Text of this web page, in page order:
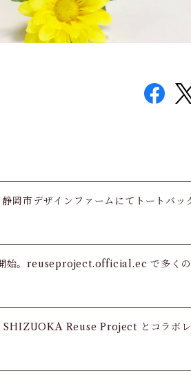
岡市デザインファームにてトートバッ
始。reuseproject.official.ec で多くの
SHIZUOKA Reuse Project とコラボレ